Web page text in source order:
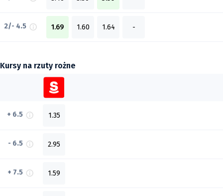
2/- 4.5 1.69 1.60 1.64 -
Kursy na rzuty rożne
+ 6.5 1.35
- 6.5 2.95
+ 7.5 1.59